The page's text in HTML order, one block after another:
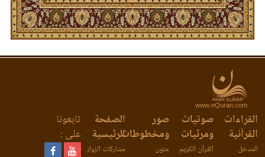
www.nQuran.com
القراءات
القرآنية
المدخل
صوتيات
ومرئيات
القرآن الكريم
صور
ومخطوطات
متون
الصفحة
الرئيسية
مشاركات الزوار
تابعونا
على :